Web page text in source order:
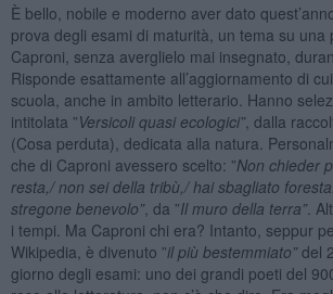
È bello, nobile e moderno aver dato
prova degli esami di maturità, un tema su una
Caproni, senza averglielo mai insegnato,
Risponde esattamente all’aggiornamento di
scuola, anche in ambito letterario. Hanno
intitolata ”Versicoli quasi ecologici”, dalla
(Cosa perduta), dedicata alla natura.
che di Caproni avessero scelto: ”Non chieder
resta,/ non sei della tribù,/ hai sbagliato
stregone benevolo”, da ”Il muro della terra”.
i tempi. Ma Caproni chi era? Intanto, seppur
Wikipedia, è divenuto ”il più bestemmiato”del
giorno degli esami: uno dei grandi poeti del